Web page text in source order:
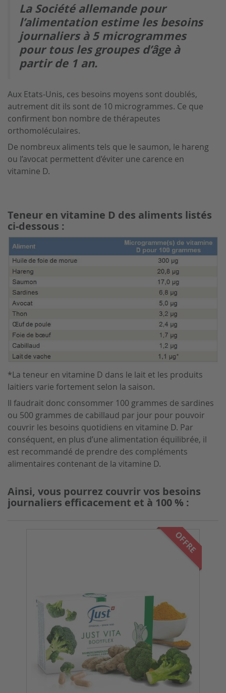
La Société allemande pour
l’alimentation estime les besoins
journaliers à 5 microgrammes
pour tous les groupes d’âge à
partir de 1 an.
Aux Etats-Unis, ces besoins moyens sont doublés,
autrement dit ils sont de 10 microgrammes. Ce que
confirment bon nombre de thérapeutes
orthomoléculaires.
De nombreux aliments tels que le saumon, le hareng
ou l’avocat permettent d’éviter une carence en
vitamine D.
Teneur en vitamine D des aliments listés
ci-dessous :
*La teneur en vitamine D dans le lait et les produits
laitiers varie fortement selon la saison.
Il faudrait donc consommer 100 grammes de sardines
ou 500 grammes de cabillaud par jour pour pouvoir
couvrir les besoins quotidiens en vitamine D. Par
conséquent, en plus d’une alimentation équilibrée, il
est recommandé de prendre des compléments
alimentaires contenant de la vitamine D.
Ainsi, vous pourrez couvrir vos besoins
journaliers efficacement et à 100 % :
OFFRE